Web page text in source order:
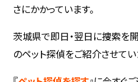
さにかかっています。
茨城県で即日・翌日に捜索を
のペット探偵をご紹介させてい